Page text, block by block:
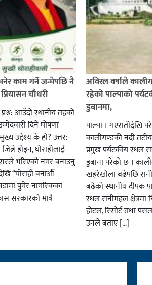
काम गर्ने जन्मेपछि नै
चौधरी
आउँदो स्थानीय तहको
दिने घोषणा
उद्देश्य के हो? उत्तर:
होइन, घोराहीलाई
भरिएको नगर बनाउनु
“घोराही बनाऔँ
पुगेर नागरिकका
सरकारको मात्रै
अविरल वर्षाले
रहेको पाल्पाको
डुबानमा,
पाल्पा । गएरातीदेखि
कालीगण्डकी नदी तटीय
प्रमुख पर्यटकीय स्थल
डुबाना परेको छ ।
खहरेखोला बढेपछि
बढेको स्थानीय दीपक
स्थल रानीमहल
होटल, रिसोर्ट तथा
उनले बताए […]